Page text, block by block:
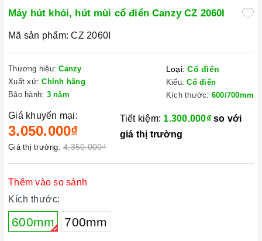
Máy hút khói, hút mùi cổ điển Canzy CZ 2060I
Mã sản phẩm: CZ 2060I
Thương hiệu: Canzy
Xuất xứ: Chính hãng
Bảo hành: 3 năm
Loại: Cổ điển
Kiểu: Cổ điển
Kích thước: 600/700mm
Giá khuyến mại:
3.050.000₫
Giá thị trường: 4.350.000₫
Tiết kiệm: 1.300.000₫ so với
giá thị trường
Thêm vào so sánh
Kích thước:
600mm 700mm